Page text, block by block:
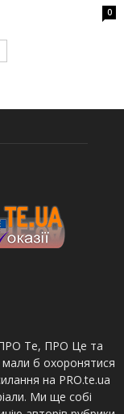
0
ПРО Те, ПРО Це та
мали б охоронятися
на PRO.te.ua
Ми ще собі